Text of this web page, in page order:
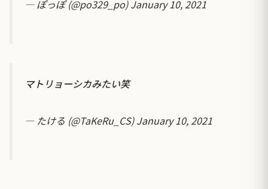
— ぽっぽ (@po329_po)January 10, 2021
マトリョーシカみたい笑
— たける (@TaKeRu_CS)January 10, 2021